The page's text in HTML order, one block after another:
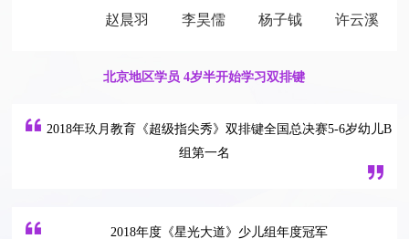
赵晨羽 李昊儒 杨子钺 许云溪
北京地区学员 4岁半开始学习双排键
2018年玖月教育《超级指尖秀》双排键全国总决赛5-6岁幼儿B
组第一名
2018年度《星光大道》少儿组年度冠军